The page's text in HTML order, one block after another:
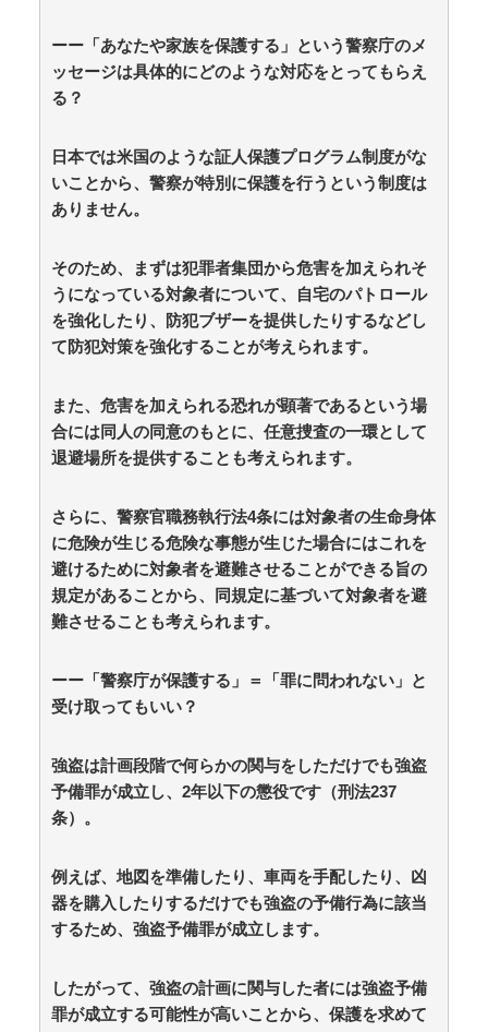
分岐点突破は4％未満 / anaguro - 総合
NEW! (8/9 11:05)
嫁の銀行口座が突如凍結されて三菱UFJ銀行に問い合
わせ、「説明できない」と言われて警察に相談しにいく
と…… / anaguro - 総合
でたたいた女は日本人だった」 / 5chまとめMAP(総
合) NEW! (8/9 10:47)
週1エステ＆週3パーソナルジム通いの美意識過剰な先
輩「これって普通だよね？」→私「真似できません…」
【顔に異変】「明らかに違う」ドランクドラゴン塚地
の姿がやばい ※私の本音 / おまとめアンテナ NEW!
07:09)
【朗報】高瀬くるみ＆浅倉樹々がランチ「ききちゃん
って呼んで？今日から友達ね！」 / おまとめアンテナ
三大王道寿司「まぐろ」「サーモン」あとひとつは？
/ おまとめアンテナ NEW! (8/9 06:26)
元いいとも青年隊・岸田健作、中居正広氏の裏側を回
顧 / おまとめアンテナ
ーー「あなたや家族を保護する」という警察庁のメ
ッセージは具体的にどのような対応をとってもらえ
る？
日本では米国のような証人保護プログラム制度がな
いことから、警察が特別に保護を行うという制度は
ありません。
そのため、まずは犯罪者集団から危害を加えられそ
うになっている対象者について、自宅のパトロール
を強化したり、防犯ブザーを提供したりするなどし
て防犯対策を強化することが考えられます。
また、危害を加えられる恐れが顕著であるという場
合には同人の同意のもとに、任意捜査の一環として
退避場所を提供することも考えられます。
さらに、警察官職務執行法4条には対象者の生命身体
に危険が生じる危険な事態が生じた場合にはこれを
避けるために対象者を避難させることができる旨の
規定があることから、同規定に基づいて対象者を避
難させることも考えられます。
ーー「警察庁が保護する」＝「罪に問われない」と
受け取ってもいい？
強盗は計画段階で何らかの関与をしただけでも強盗
予備罪が成立し、2年以下の懲役です（刑法237
条）。
例えば、地図を準備したり、車両を手配したり、凶
器を購入したりするだけでも強盗の予備行為に該当
するため、強盗予備罪が成立します。
したがって、強盗の計画に関与した者には強盗予備
罪が成立する可能性が高いことから、保護を求めて